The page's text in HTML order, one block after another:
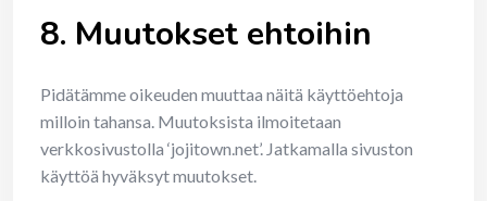
8. Muutokset ehtoihin
Pidätämme oikeuden muuttaa näitä käyttöehtoja
milloin tahansa. Muutoksista ilmoitetaan
verkkosivustolla ‘jojitown.net’. Jatkamalla sivuston
käyttöä hyväksyt muutokset.